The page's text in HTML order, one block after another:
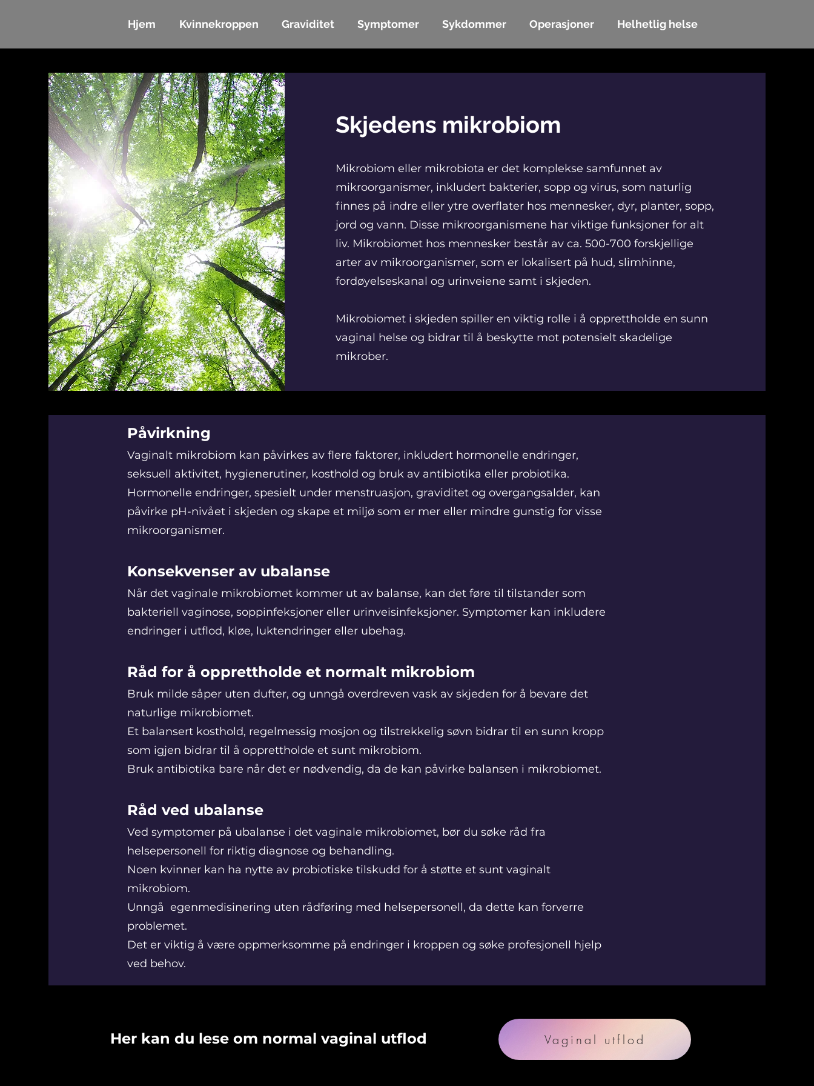
Hjem Kvinnekroppen Graviditet Symptomer Sykdommer Operasjoner Helhetlig helse
Skjedens mikrobiom
Mikrobiom eller mikrobiota er det komplekse samfunnet av
mikroorganismer, inkludert bakterier, sopp og virus, som naturlig
finnes på indre eller ytre overflater hos mennesker, dyr, planter, sopp,
jord og vann. Disse mikroorganismene har viktige funksjoner for alt
liv. Mikrobiomet hos mennesker består av ca. 500-700 forskjellige
arter av mikroorganismer, som er lokalisert på hud, slimhinne,
fordøyelseskanal og urinveiene samt i skjeden.
Mikrobiomet i skjeden spiller en viktig rolle i å opprettholde en sunn
vaginal helse og bidrar til å beskytte mot potensielt skadelige
mikrober.
Påvirkning
Vaginalt mikrobiom kan påvirkes av flere faktorer, inkludert hormonelle endringer,
seksuell aktivitet, hygienerutiner, kosthold og bruk av antibiotika eller probiotika.
Hormonelle endringer, spesielt under menstruasjon, graviditet og overgangsalder, kan
påvirke pH-nivået i skjeden og skape et miljø som er mer eller mindre gunstig for visse
mikroorganismer.
Konsekvenser av ubalanse
Når det vaginale mikrobiomet kommer ut av balanse, kan det føre til tilstander som
bakteriell vaginose, soppinfeksjoner eller urinveisinfeksjoner. Symptomer kan inkludere
endringer i utflod, kløe, luktendringer eller ubehag.
Råd for å opprettholde et normalt mikrobiom
Bruk milde såper uten dufter, og unngå overdreven vask av skjeden for å bevare det
naturlige mikrobiomet.
Et balansert kosthold, regelmessig mosjon og tilstrekkelig søvn bidrar til en sunn kropp
som igjen bidrar til å opprettholde et sunt mikrobiom.
Bruk antibiotika bare når det er nødvendig, da de kan påvirke balansen i mikrobiomet.
Råd ved ubalanse
Ved symptomer på ubalanse i det vaginale mikrobiomet, bør du søke råd fra
helsepersonell for riktig diagnose og behandling.
Noen kvinner kan ha nytte av probiotiske tilskudd for å støtte et sunt vaginalt
mikrobiom.
Unngå egenmedisinering uten rådføring med helsepersonell, da dette kan forverre
problemet.
Det er viktig å være oppmerksomme på endringer i kroppen og søke profesjonell hjelp
ved behov.
Her kan du lese om normal vaginal utflod Vaginal utflod